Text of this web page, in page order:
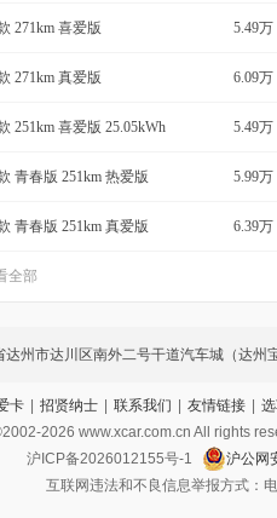
271km 喜爱版 5.49万
271km 真爱版 6.09万
251km 喜爱版 25.05kWh 5.49万
青春版 251km 热爱版 5.99万
青春版 251km 真爱版 6.39万
全部
达州市达川区南外二号干道汽车城（达州
卡 | 招贤纳士 | 联系我们 | 友情链接 |
2026 www.xcar.com.cn All rights
沪ICP备2026012155号-1
沪公网
互联网违法和不良信息举报方式：